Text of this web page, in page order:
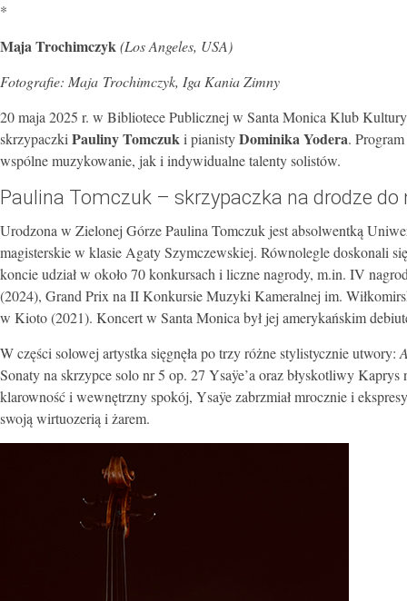
*
Maja Trochimczyk(Los Angeles, USA)
Fotografie: Maja Trochimczyk, Iga Kania Zimny
20 maja 2025 r. w Bibliotece Publicznej w Santa Monica Klub
skrzypaczki Pauliny Tomczuki pianistyDominika Yodera.
wspólne muzykowanie, jak i indywidualne talenty solistów.
Paulina Tomczuk – skrzypaczka na drodze
Urodzona w Zielonej Górze Paulina Tomczuk jest absolwentką
magisterskie w klasie Agaty Szymczewskiej. Równolegle doskonali
koncie udział w około 70 konkursach i liczne nagrody, m.in. IV
(2024), Grand Prix na II Konkursie Muzyki Kameralnej im.
w Kioto (2021). Koncert w Santa Monica był jej amerykańskim
W części solowej artystka sięgnęła po trzy różne stylistycznie utwory:
Sonaty na skrzypce solo nr 5 op. 27 Ysaÿe’a oraz błyskotliwy
klarowność i wewnętrzny spokój, Ysaÿe zabrzmiał mrocznie i
swoją wirtuozerią i żarem.